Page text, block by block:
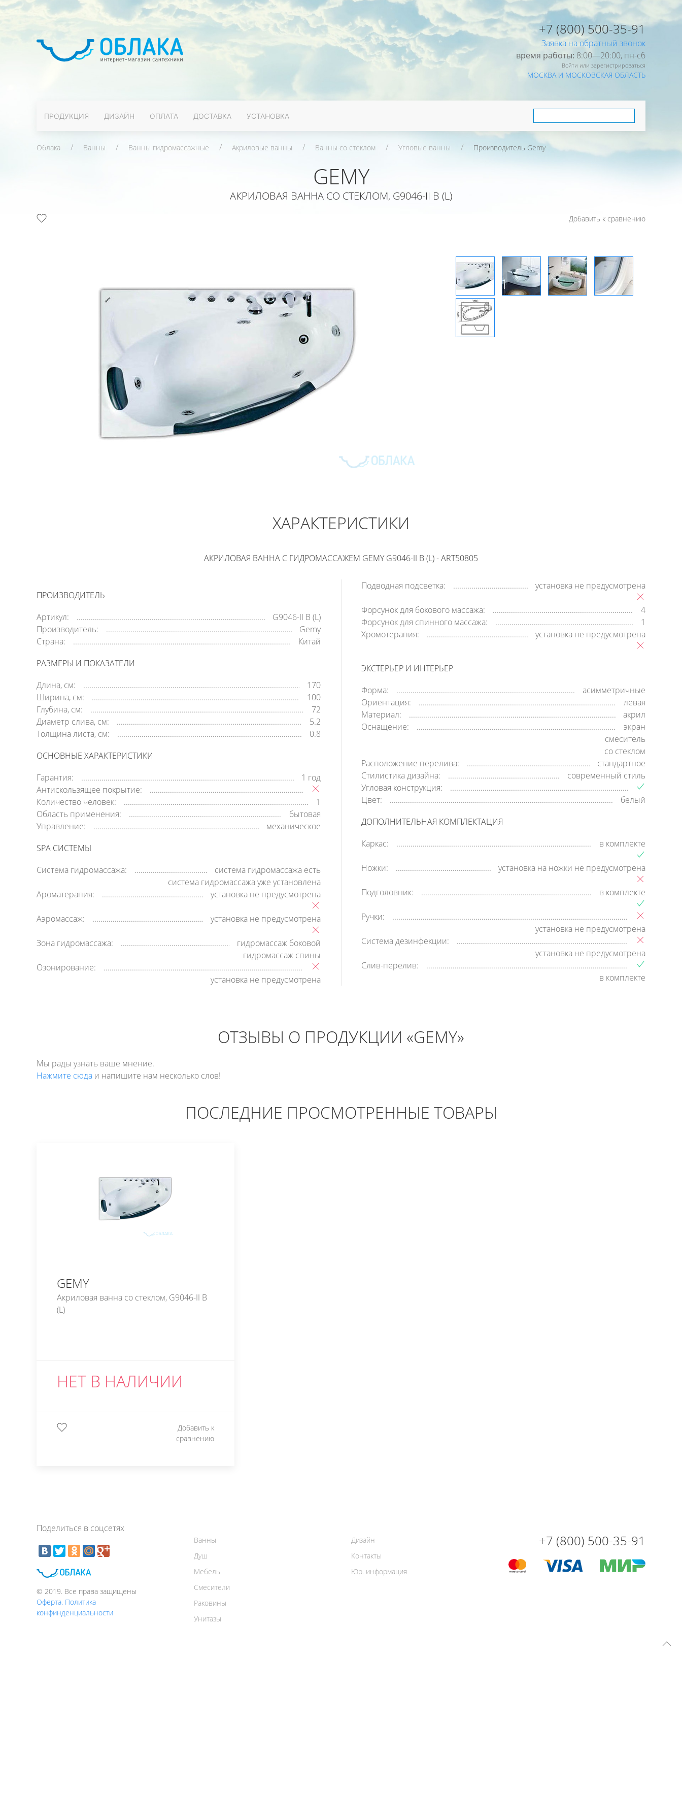
+7 (800) 500-35-91
Заявка на обратный звонок
время работы: 8:00—20:00, пн-cб
Войти или зарегистрироваться
МОСКВА И МОСКОВСКАЯ ОБЛАСТЬ
ПРОДУКЦИЯ ДИЗАЙН ОПЛАТА ДОСТАВКА УСТАНОВКА
Облака Ванны Ванны гидромассажные Акриловые ванны Ванны со стеклом Угловые ванны Производитель Gemy
GEMY
АКРИЛОВАЯ ВАННА СО СТЕКЛОМ, G9046-II B (L)
Добавить к сравнению
78 000РУБ
ХАРАКТЕРИСТИКИ
АКРИЛОВАЯ ВАННА С ГИДРОМАССАЖЕМ GEMY G9046-II B (L) - ART50805
ПРОИЗВОДИТЕЛЬ
Артикул:
G9046-II B (L)
Производитель:
Gemy
Страна:
Китай
РАЗМЕРЫ И ПОКАЗАТЕЛИ
Длина, см:
170
Ширина, см:
100
Глубина, см:
72
Диаметр слива, см:
5.2
Толщина листа, см:
0.8
ОСНОВНЫЕ ХАРАКТЕРИСТИКИ
Гарантия:
1 год
Антискользящее покрытие:
Количество человек:
1
Область применения:
бытовая
Управление:
механическое
SPA СИСТЕМЫ
Система гидромассажа:
система гидромассажа есть
система гидромассажа уже установлена
Ароматерапия:
установка не предусмотрена
Аэромассаж: установка не предусмотрена
Зона гидромассажа:
гидромассаж боковой
гидромассаж спины
Озонирование:
установка не предусмотрена
Подводная подсветка: установка не предусмотрена
Форсунок для бокового массажа:
4
Форсунок для спинного массажа:
1
Хромотерапия:
установка не предусмотрена
ЭКСТЕРЬЕР И ИНТЕРЬЕР
Форма:
асимметричные
Ориентация:
левая
Материал:
акрил
Оснащение:
экран
смеситель
со стеклом
Расположение перелива:
стандартное
Стилистика дизайна:
современный стиль
Угловая конструкция:
Цвет:
белый
ДОПОЛНИТЕЛЬНАЯ КОМПЛЕКТАЦИЯ
Каркас:
в комплекте
Ножки: установка на ножки не предусмотрена
Подголовник: в комплекте
Ручки:
установка не предусмотрена
Система дезинфекции:
установка не предусмотрена
Слив-перелив:
в комплекте
ОТЗЫВЫ О ПРОДУКЦИИ «GEMY»
Мы рады узнать ваше мнение.
Нажмите сюда и напишите нам несколько слов!
ПОСЛЕДНИЕ ПРОСМОТРЕННЫЕ ТОВАРЫ
GEMY
Акриловая ванна со стеклом, G9046-II B
(L)
НЕТ В НАЛИЧИИ
Добавить к
сравнению
Поделиться в соцсетях
© 2019. Все права защищены
Оферта. Политика
конфинденциальности
Ванны
Душ
Мебель
Смесители
Раковины
Унитазы
Дизайн
Контакты
Юр. информация
+7 (800) 500-35-91